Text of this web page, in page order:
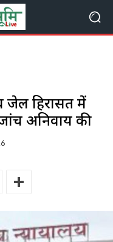
जेल हिरासत में
अनिवार्य की